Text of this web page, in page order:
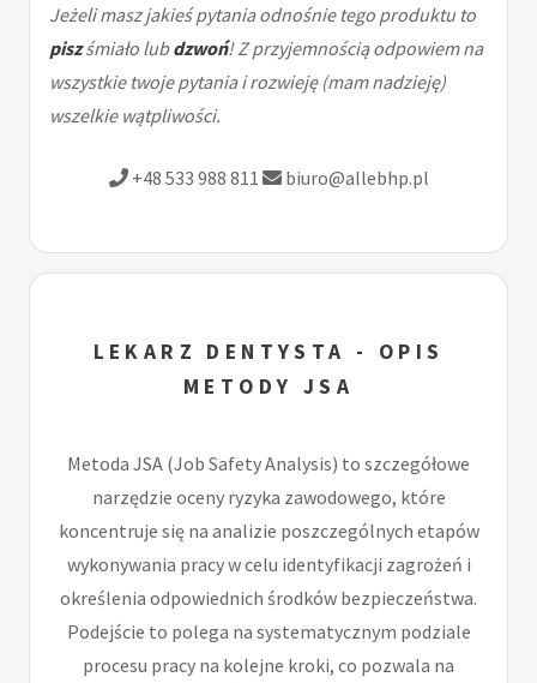
Jeżeli masz jakieś pytania odnośnie tego produktu to
piszśmiało lubdzwoń! Z przyjemnością odpowiem na
wszystkie twoje pytania i rozwieję (mam nadzieję)
wszelkie wątpliwości.
+48 533 988 811 biuro@allebhp.pl
LEKARZ DENTYSTA - OPIS
METODY JSA
Metoda JSA (Job Safety Analysis) to szczegółowe
narzędzie oceny ryzyka zawodowego, które
koncentruje się na analizie poszczególnych etapów
wykonywania pracy w celu identyfikacji zagrożeń i
określenia odpowiednich środków bezpieczeństwa.
Podejście to polega na systematycznym podziale
procesu pracy na kolejne kroki, co pozwala na